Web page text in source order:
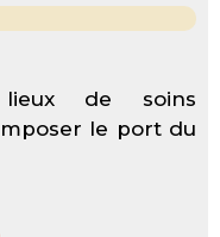
de soins
le port du